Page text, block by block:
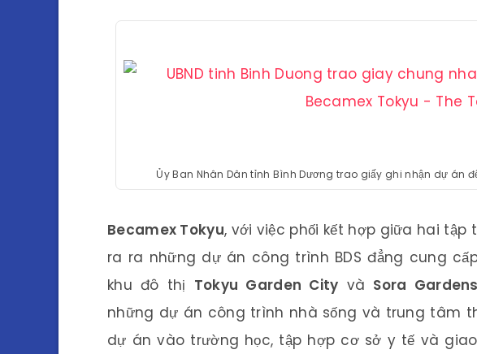
Ủy Ban Nhân Dân tỉnh Bình Dương trao giấy ghi nhận dự án
Becamex Tokyu, với việc phối kết hợp giữa hai
ra ra những dự án công trình BDS đẳng cung
khu đô thị Tokyu Garden City và Sora Gardens
những dự án công trình nhà sống và trung tâm
dự án vào trường học, tập hợp cơ sở y tế và